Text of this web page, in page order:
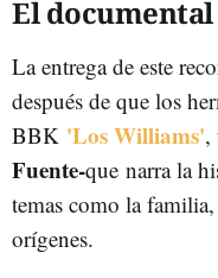
El
La entrega de este
después de que los
BBK 'Los Williams',
Fuente-que narra la
temas como la
orígenes.